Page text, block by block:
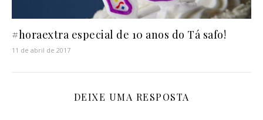
#horaextra especial de 10 anos do Tá safo!
11 de abril de 2017
DEIXE UMA RESPOSTA